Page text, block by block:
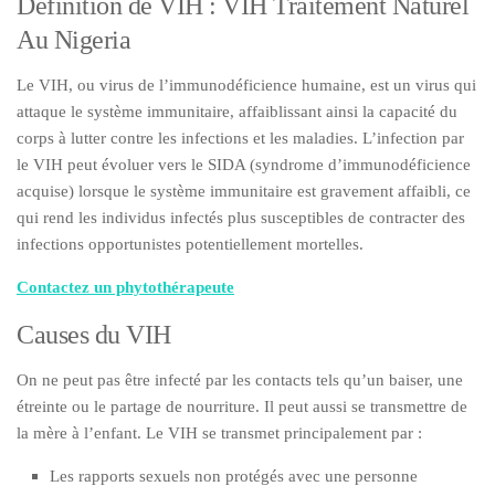
Au Nigeria
Le VIH, ou virus de l’immunodéficience humaine, est un virus qui
attaque le système immunitaire, affaiblissant ainsi la capacité du
corps à lutter contre les infections et les maladies. L’infection par
le VIH peut évoluer vers le SIDA (syndrome d’immunodéficience
acquise) lorsque le système immunitaire est gravement affaibli, ce
qui rend les individus infectés plus susceptibles de contracter des
infections opportunistes potentiellement mortelles.
Contactez un phytothérapeute
Causes du VIH
On ne peut pas être infecté par les contacts tels qu’un baiser, une
étreinte ou le partage de nourriture. Il peut aussi se transmettre de
la mère à l’enfant. Le VIH se transmet principalement par :
Les rapports sexuels non protégés avec une personne